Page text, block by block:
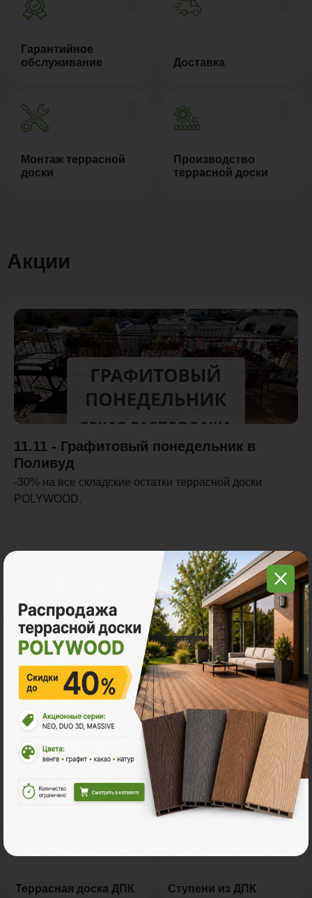
Гарантийное
обслуживание
Доставка
Монтаж террасной
доски
Производство
террасной доски
Акции
Акция
11.11 - Графитовый понедельник в
Поливуд
-30% на все складские остатки террасной доски
POLYWOOD.
Все акции
Ознакомьтесь с нашей
продукцией
Террасная доска ДПК Ступени из ДПК